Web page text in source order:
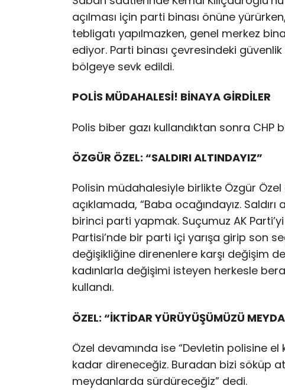
açılması için parti binası önüne
tebligatı yapılmazken, genel merkez
ediyor. Parti binası çevresindeki güvenlik
bölgeye sevk edildi.
POLİS MÜDAHALESİ! BİNAYA GİRDİLER
Polis biber gazı kullandıktan sonra CHP
ÖZGÜR ÖZEL: “SALDIRI ALTINDAYIZ”
Polisin müdahalesiyle birlikte Özgür
açıklamada, “Baba ocağındayız.
birinci parti yapmak. Suçumuz AK
Partisi’nde bir parti içi yarışa girip son
değişikliğine direnenlere karşı değişim
kadınlarla değişimi isteyen herkesle
kullandı.
ÖZEL: “İKTİDAR YÜRÜYÜŞÜMÜZÜ
Özel devamında ise “Devletin polisine
kadar direneceğiz. Buradan bizi söküp
meydanlarda sürdüreceğiz” dedi.